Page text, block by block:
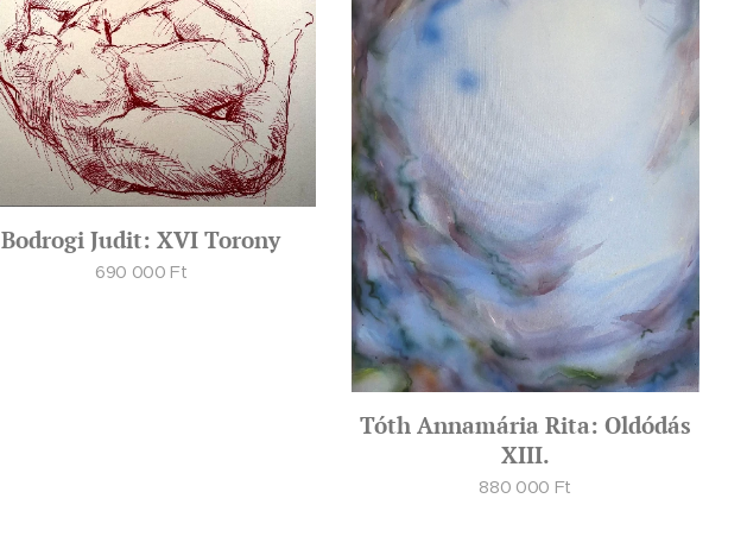
Bodrogi Judit: XVI Torony
690 000 Ft
Tóth Annamária Rita: Oldódás
XIII.
880 000 Ft